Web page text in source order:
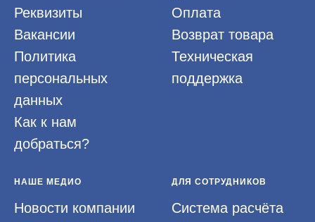
Реквизиты
Вакансии
Политика
персональных
данных
Как к нам
добраться?
Оплата
Возврат товара
Техническая
поддержка
НАШЕ МЕДИО
Новости компании
ДЛЯ СОТРУДНИКОВ
Система расчёта